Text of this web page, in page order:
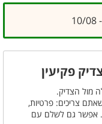
פקיעין
מול הצדיק.
צריכים: פרטיות,
אפשר גם לשלם עם